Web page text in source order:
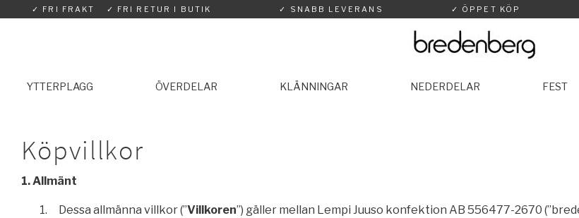
✓ FRI FRAKT ✓ FRI RETUR I BUTIK ✓ SNABB LEVERANS ✓ ÖPPET KÖP
YTTERPLAGG ÖVERDELAR KLÄNNINGAR NEDERDELAR FEST
Köpvillkor
1. Allmänt
Dessa allmänna villkor (”Villkoren”) gäller mellan Lempi Juuso konfektion AB 556477-2670